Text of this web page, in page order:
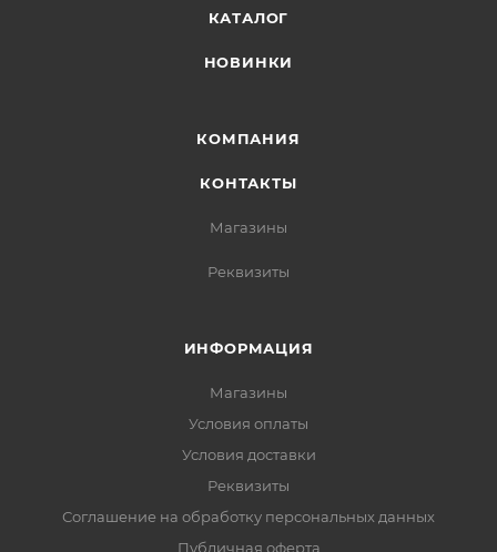
КАТАЛОГ
НОВИНКИ
КОМПАНИЯ
КОНТАКТЫ
Магазины
Реквизиты
ИНФОРМАЦИЯ
Магазины
Условия оплаты
Условия доставки
Реквизиты
Соглашение на обработку персональных данных
Публичная оферта